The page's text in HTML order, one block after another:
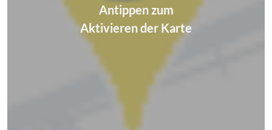
Antippen zum
Aktivieren der Karte